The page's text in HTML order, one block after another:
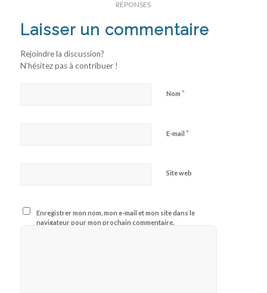
RÉPONSES
Laisser un commentaire
Rejoindre la discussion?
N’hésitez pas à contribuer !
Nom *
E-mail *
Site web
Enregistrer mon nom, mon e-mail et mon site dans le
navigateur pour mon prochain commentaire.